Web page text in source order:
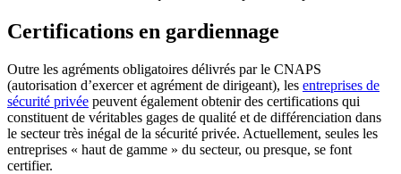
Certifications en gardiennage
Outre les agréments obligatoires délivrés par le CNAPS
(autorisation d’exercer et agrément de dirigeant), les entreprises de
sécurité privée peuvent également obtenir des certifications qui
constituent de véritables gages de qualité et de différenciation dans
le secteur très inégal de la sécurité privée. Actuellement, seules les
entreprises « haut de gamme » du secteur, ou presque, se font
certifier.